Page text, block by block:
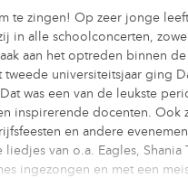
te zingen! Op zeer jonge
in alle schoolconcerten,
aan het optreden binnen
tweede universiteitsjaar ging
was een van de leukste
inspirerende docenten. Ook
en andere
van o.a. Eagles,
ingezongen en met een